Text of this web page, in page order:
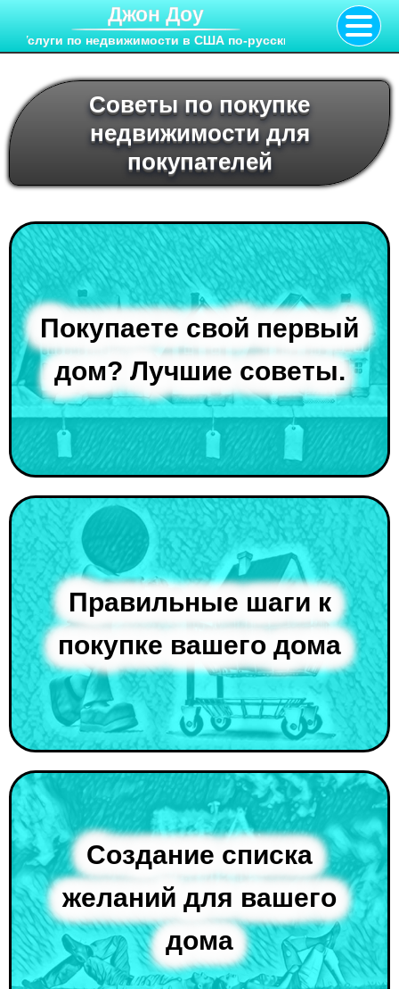
Джон Доу
Услуги по недвижимости в США по-русски
Советы по покупке
недвижимости для
покупателей
Покупаете свой первый
дом? Лучшие советы.
Правильные шаги к
покупке вашего дома
Создание списка
желаний для вашего
дома